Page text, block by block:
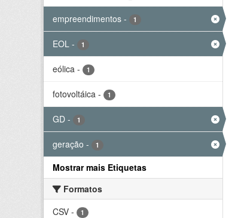
empreendimentos - 1
EOL - 1
eólica - 1
fotovoltáica - 1
GD - 1
geração - 1
Mostrar mais Etiquetas
Formatos
CSV - 1